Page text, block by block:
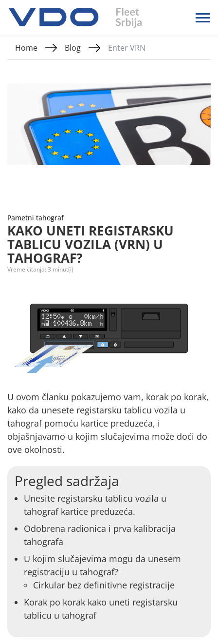
Home Blog Enter VRN
Pametni tahograf
KAKO UNETI REGISTARSKU
TABLICU VOZILA (VRN) U
TAHOGRAF?
Vreme čitanja: 3 minut(i)
U ovom članku pokazujemo vam, korak po korak,
kako da unesete registarsku tablicu vozila u
tahograf pomoću kartice preduzeća, i
objašnjavamo u kojim slučajevima može doći do
ove okolnosti.
Pregled sadržaja
Unesite registarsku tablicu vozila u
tahograf kartice preduzeća.
Odobrena radionica i prva kalibracija
tahografa
U kojim slučajevima mogu da unesem
registraciju u tahograf?
Cirkular bez definitivne registracije
Korak po korak kako uneti registarsku
tablicu u tahograf